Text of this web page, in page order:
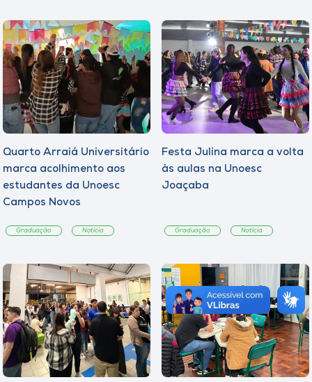
Quarto Arraiá Universitário
marca acolhimento aos
estudantes da Unoesc
Campos Novos
Graduação Notícia
Festa Julina marca a volta
às aulas na Unoesc
Joaçaba
Graduação Notícia